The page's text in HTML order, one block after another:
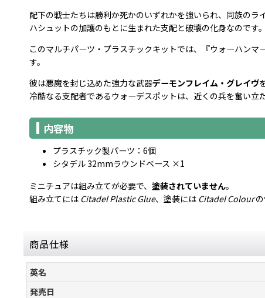
配下の戦士たちは勝利か死かのいずれかを強いられ、同族の
ハシュットの加護のもとに生まれた支配と破壊の化身なのです。
このマルチパーツ・プラスチックキットでは、『ウォーハンマ
す。
彼は悪魔を封じ込めた強力な武器デーモンフレイム・グレイヴ
冷酷なる支配者であるウォーデスポットは、近くの兵を奮い
内容物
プラスチック製パーツ：6個
シタデル 32mmラウンドベース ×1
ミニチュアは組み立てが必要で、 塗装されていません。
組み立てには Citadel Plastic Glue、塗装には Citadel Colourの
商品仕様
英名
発売日